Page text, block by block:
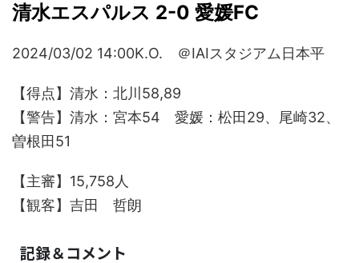
清水エスパルス 2-0 愛媛FC
2024/03/02 14:00K.O. ＠IAIスタジアム日本平
【得点】清水：北川58,89
【警告】清水：宮本54 愛媛：松田29、尾崎32、
曽根田51
【主審】15,758人
【観客】吉田 哲朗
記録＆コメント